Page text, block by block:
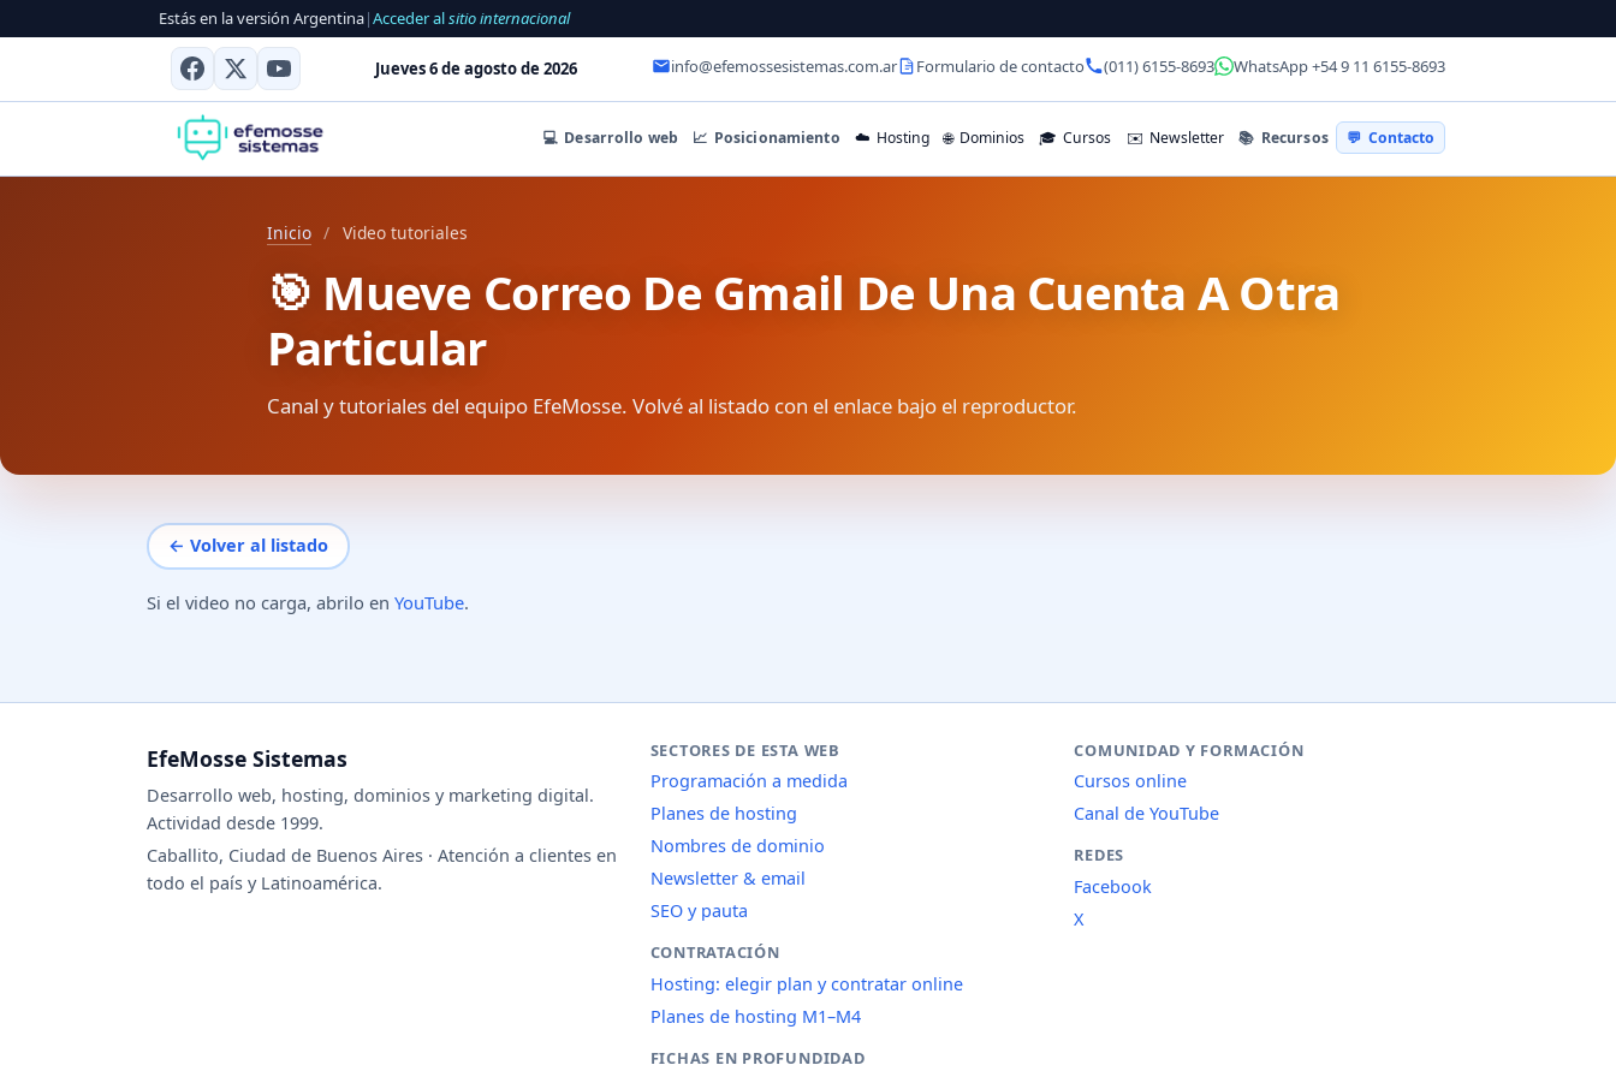
Estás en la versión Argentina|Acceder alsitio internacional
Jueves 6 de agosto de 2026 info@efemossesistemas.com.ar Formulario de contacto (011) 6155-8693 WhatsApp +54 9 11 6155-8693
💻 Desarrollo web 📈 Posicionamiento ☁️ Hosting 🌐 Dominios 🎓 Cursos ✉️ Newsletter 📚 Recursos 💬 Contacto
Inicio / Video tutoriales
🎯 Mueve Correo De Gmail De Una Cuenta A Otra
Particular
Canal y tutoriales del equipo EfeMosse. Volvé al listado con el enlace bajo el reproductor.
← Volver al listado
Si el video no carga, abrilo en YouTube.
EfeMosse Sistemas
Desarrollo web, hosting, dominios y marketing digital.
Actividad desde 1999.
Caballito, Ciudad de Buenos Aires · Atención a clientes en
todo el país y Latinoamérica.
SECTORES DE ESTA WEB
Programación a medida
Planes de hosting
Nombres de dominio
Newsletter & email
SEO y pauta
CONTRATACIÓN
Hosting: elegir plan y contratar online
Planes de hosting M1–M4
FICHAS EN PROFUNDIDAD
COMUNIDAD Y FORMACIÓN
Cursos online
Canal de YouTube
REDES
Facebook
X